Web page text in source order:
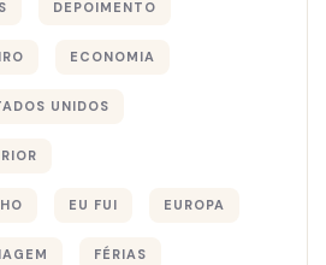
DEPOIMENTO
ECONOMIA
UNIDOS
EU FUI EUROPA
FÉRIAS